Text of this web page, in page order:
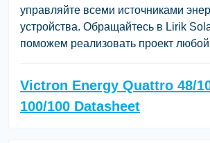
управляйте всеми источниками
устройства. Обращайтесь в Lirik
поможем реализовать проект
Victron Energy Quattro 48/
100/100 Datasheet